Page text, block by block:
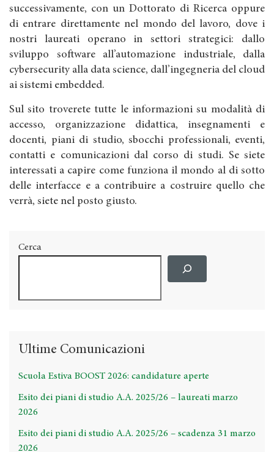
successivamente, con un Dottorato di Ricerca oppure
di entrare direttamente nel mondo del lavoro, dove i
nostri laureati operano in settori strategici: dallo
sviluppo software all’automazione industriale, dalla
cybersecurity alla data science, dall’ingegneria del cloud
ai sistemi embedded.
Sul sito troverete tutte le informazioni su modalità di
accesso, organizzazione didattica, insegnamenti e
docenti, piani di studio, sbocchi professionali, eventi,
contatti e comunicazioni dal corso di studi. Se siete
interessati a capire come funziona il mondo al di sotto
delle interfacce e a contribuire a costruire quello che
verrà, siete nel posto giusto.
Cerca
Ultime Comunicazioni
Scuola Estiva BOOST 2026: candidature aperte
Esito dei piani di studio A.A. 2025/26 – laureati marzo
2026
Esito dei piani di studio A.A. 2025/26 – scadenza 31 marzo
2026